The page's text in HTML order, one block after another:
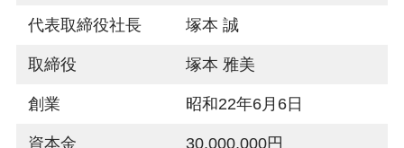
代表取締役社長 塚本 誠
取締役 塚本 雅美
創業 昭和22年6月6日
資本金 30,000,000円